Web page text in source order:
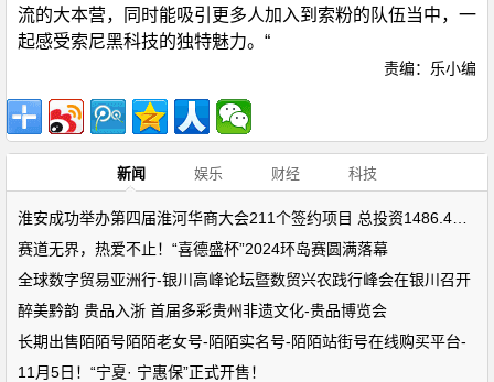
流的大本营，同时能吸引更多人加入到索粉的队伍当中，一
起感受索尼黑科技的独特魅力。“
责编：乐小编
新闻 娱乐 财经 科技
赛道无界，热爱不止！“喜德盛杯”2024环岛赛圆满落幕
全球数字贸易亚洲行-银川高峰论坛暨数贸兴农践行峰会在银川召开
醉美黔韵 贵品入浙 首届多彩贵州非遗文化-贵品博览会
长期出售陌陌号陌陌老女号-陌陌实名号-陌陌站街号在线购买平台-
11月5日！“宁夏· 宁惠保”正式开售！